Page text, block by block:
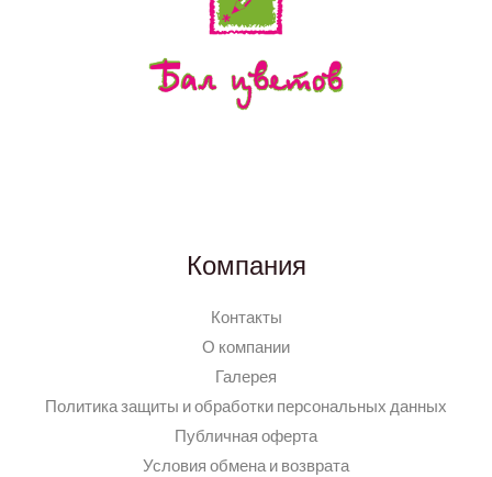
Компания
Контакты
О компании
Галерея
Политика защиты и обработки персональных данных
Публичная оферта
Условия обмена и возврата